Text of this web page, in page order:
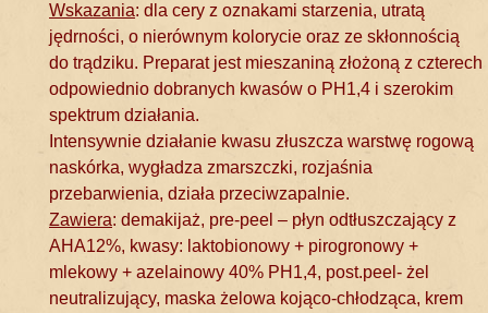
Wskazania: dla cery z oznakami starzenia, utratą
jędrności, o nierównym kolorycie oraz ze skłonnością
do trądziku. Preparat jest mieszaniną złożoną z czterech
odpowiednio dobranych kwasów o PH1,4 i szerokim
spektrum działania.
Intensywnie działanie kwasu złuszcza warstwę rogową
naskórka, wygładza zmarszczki, rozjaśnia
przebarwienia, działa przeciwzapalnie.
Zawiera: demakijaż, pre-peel – płyn odtłuszczający z
AHA12%, kwasy: laktobionowy + pirogronowy +
mlekowy + azelainowy 40% PH1,4, post.peel- żel
neutralizujący, maska żelowa kojąco-chłodząca, krem